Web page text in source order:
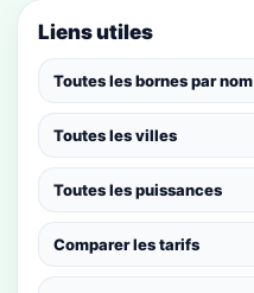
Liens utiles
Toutes les bornes par nom
Toutes les villes
Toutes les puissances
Comparer les tarifs